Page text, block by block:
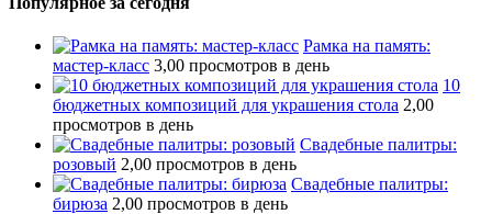
Рамка на память:
мастер-класс 3,00 просмотров в день
10
бюджетных композиций для украшения стола 2,00
просмотров в день
Свадебные палитры:
розовый 2,00 просмотров в день
Свадебные палитры:
бирюза 2,00 просмотров в день